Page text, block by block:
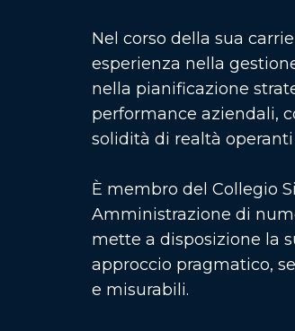
Nel corso della sua
esperienza nella
nella pianificazione
performance aziendali,
solidità di realtà
È membro del Collegio
Amministrazione di
mette a disposizione la
approccio pragmatico,
e misurabili.